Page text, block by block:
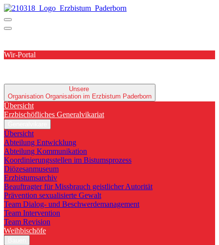
Wir-Portal
Unsere
Organisation Organisation im Erzbistum Paderborn
Übersicht
Erzbischöfliches Generalvikariat
Übersicht
Abteilung Entwicklung
Abteilung Kommunikation
Koordinierungsstellen im Bistumsprozess
Diözesanmuseum
Erzbistumsarchiv
Beauftragter für Missbrauch geistlicher Autorität
Prävention sexualisierte Gewalt
Team Dialog- und Beschwerdemanagement
Team Intervention
Team Revision
Weihbischöfe